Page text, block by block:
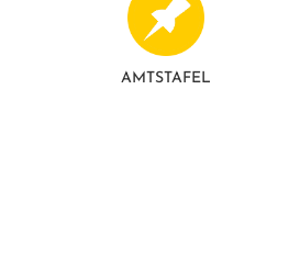
AMTSTAFEL